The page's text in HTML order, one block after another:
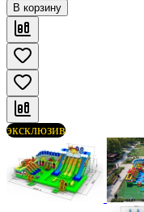
В корзину
эксклюзив